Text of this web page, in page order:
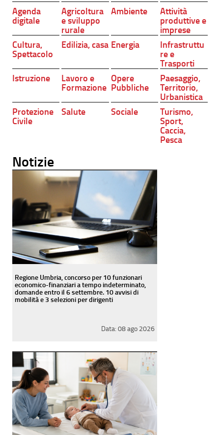
Agenda
digitale
Agricoltura
e sviluppo
rurale
Ambiente
Attività
produttive e
imprese
Cultura,
Spettacolo
Edilizia, casa Energia
Infrastruttu
re e
Trasporti
Istruzione
Lavoro e
Formazione
Opere
Pubbliche
Paesaggio,
Territorio,
Urbanistica
Protezione
Civile
Salute Sociale
Turismo,
Sport,
Caccia,
Pesca
Notizie
Regione Umbria, concorso per 10 funzionari
economico-finanziari a tempo indeterminato,
domande entro il 6 settembre. 10 avvisi di
mobilità e 3 selezioni per dirigenti
Data: 08 ago 2026